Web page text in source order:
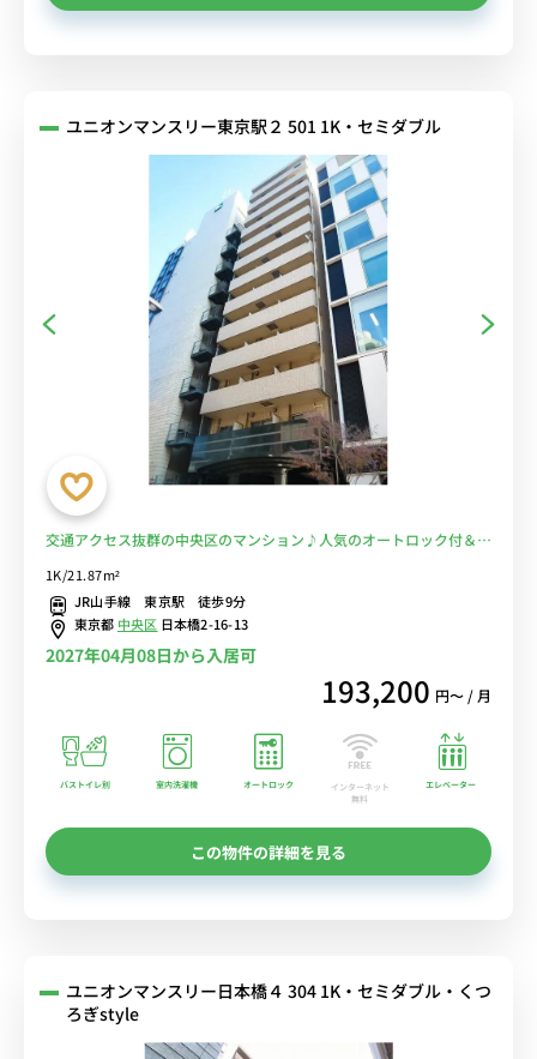
ユニオンマンスリー東京駅２ 501 1K・セミダブル
交通アクセス抜群の中央区のマンション♪人気のオートロック付＆バ
1K/21.87m²
JR山手線 東京駅 徒歩9分
東京都 中央区 日本橋2-16-13
2027年04月08日から入居可
193,200 円〜 / 月
バストイレ別 室内洗濯機 オートロック
インターネット
無料
エレベーター
この物件の詳細を見る
ユニオンマンスリー日本橋４ 304 1K・セミダブル・くつ
ろぎstyle